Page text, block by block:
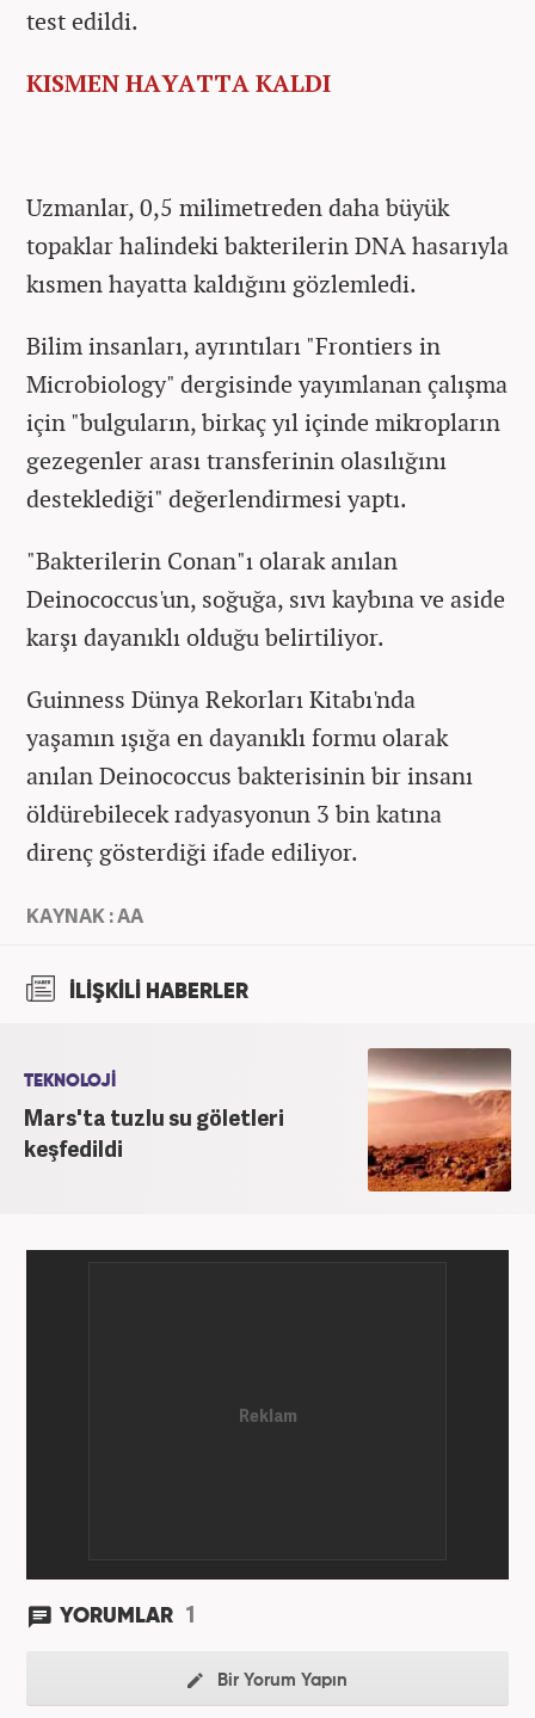
test edildi.
KISMEN HAYATTA KALDI
Uzmanlar, 0,5 milimetreden daha büyük
topaklar halindeki bakterilerin DNA hasarıyla
kısmen hayatta kaldığını gözlemledi.
Bilim insanları, ayrıntıları "Frontiers in
Microbiology" dergisinde yayımlanan çalışma
için "bulguların, birkaç yıl içinde mikropların
gezegenler arası transferinin olasılığını
desteklediği" değerlendirmesi yaptı.
"Bakterilerin Conan"ı olarak anılan
Deinococcus'un, soğuğa, sıvı kaybına ve aside
karşı dayanıklı olduğu belirtiliyor.
Guinness Dünya Rekorları Kitabı'nda
yaşamın ışığa en dayanıklı formu olarak
anılan Deinococcus bakterisinin bir insanı
öldürebilecek radyasyonun 3 bin katına
direnç gösterdiği ifade ediliyor.
KAYNAK : AA
İLİŞKİLİ HABERLER
TEKNOLOJİ
Mars'ta tuzlu su göletleri
keşfedildi
YORUMLAR 1
Bir Yorum Yapın